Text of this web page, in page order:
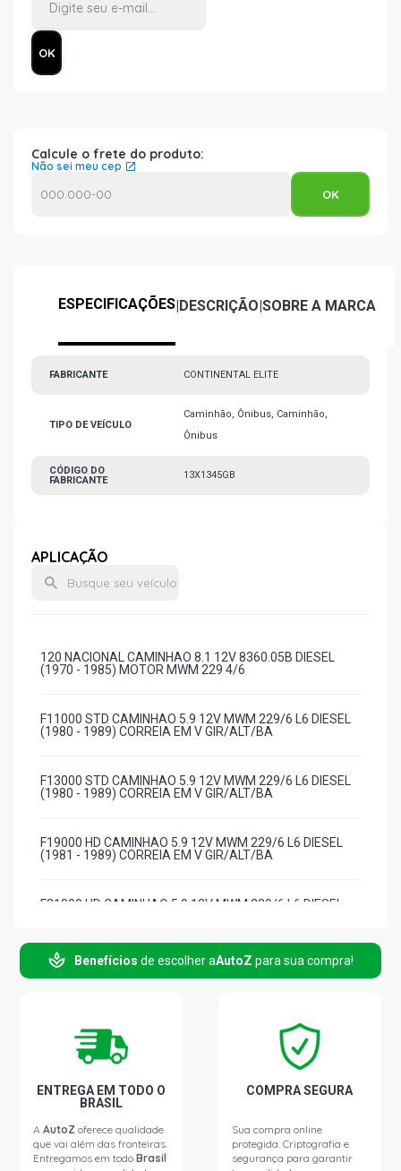
Calcule o frete do produto:
Não sei meu cep
ESPECIFICAÇÕES|DESCRIÇÃO|SOBRE A MARCA
FABRICANTE CONTINENTAL ELITE
TIPO DE VEÍCULO
Caminhão, Ônibus, Caminhão,
Ônibus
CÓDIGO DO
FABRICANTE
13X1345GB
APLICAÇÃO
120 NACIONAL CAMINHAO 8.1 12V 8360.05B DIESEL
(1970 - 1985) MOTOR MWM 229 4/6
F11000 STD CAMINHAO 5.9 12V MWM 229/6 L6 DIESEL
(1980 - 1989) CORREIA EM V GIR/ALT/BA
F13000 STD CAMINHAO 5.9 12V MWM 229/6 L6 DIESEL
(1980 - 1989) CORREIA EM V GIR/ALT/BA
F19000 HD CAMINHAO 5.9 12V MWM 229/6 L6 DIESEL
(1981 - 1989) CORREIA EM V GIR/ALT/BA
F21000 HD CAMINHAO 5.9 12V MWM 229/6 L6 DIESEL
F22000 HD CAMINHAO 5.9 12V MWM 229/6 L6 DIESEL
(1982 - 1989) CORREIA EM V ALT
Benefícios de escolher aAutoZ para sua compra!
ENTREGA EM TODO O
BRASIL
AAutoZ oferece qualidade
que vai além das fronteiras.
Entregamos em todoBrasil
COMPRA SEGURA
Sua compra online
protegida. Criptografia e
segurança para garantir